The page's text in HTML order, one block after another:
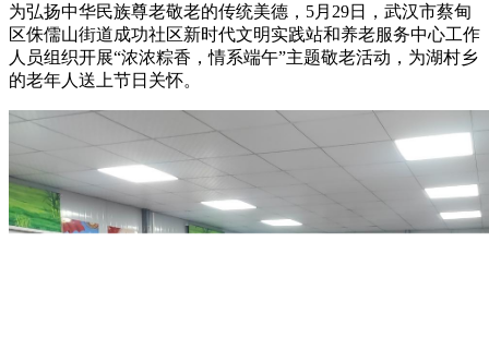
为弘扬中华民族尊老敬老的传统美德，5月29日，武汉市蔡甸
区侏儒山街道成功社区新时代文明实践站和养老服务中心工作
人员组织开展“浓浓粽香，情系端午”主题敬老活动，为湖村乡
的老年人送上节日关怀。